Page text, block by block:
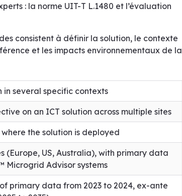
: la norme UIT-T L.1480 et l’évaluation
consistent à définir la solution, le contexte
et les impacts environnementaux de la
in several specific contexts
on an ICT solution across multiple sites
the solution is deployed
(Europe, US, Australia), with primary data
Microgrid Advisor systems
primary data from 2023 to 2024, ex-ante